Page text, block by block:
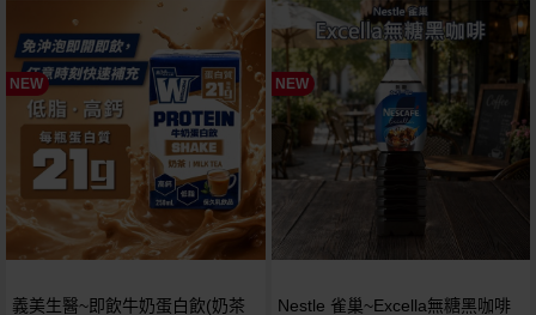
NEW
義美生醫~即飲牛奶蛋白飲(奶茶
NEW
Nestle 雀巢~Excella無糖黑咖啡